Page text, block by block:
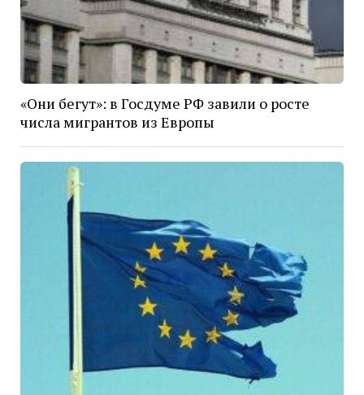
«Они бегут»: в Госдуме РФ завили о росте
числа мигрантов из Европы